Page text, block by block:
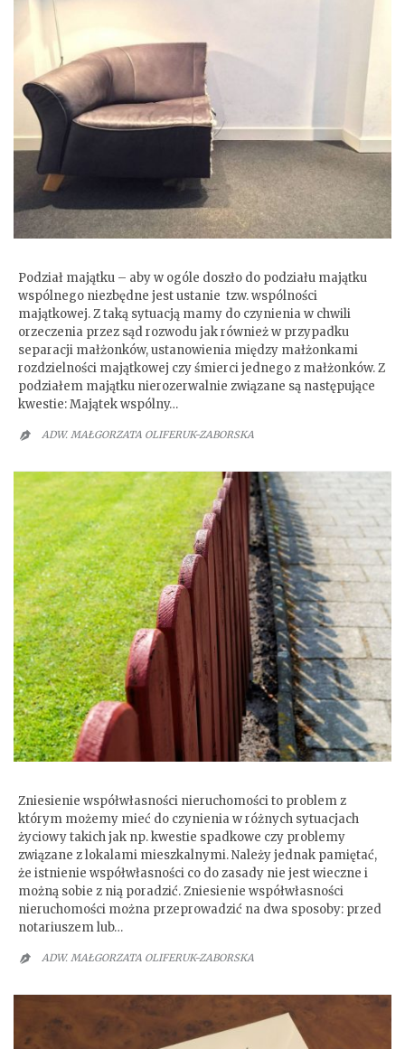
Podział majątku – aby w ogóle doszło do podziału majątku
wspólnego niezbędne jest ustanie tzw. wspólności
majątkowej. Z taką sytuacją mamy do czynienia w chwili
orzeczenia przez sąd rozwodu jak również w przypadku
separacji małżonków, ustanowienia między małżonkami
rozdzielności majątkowej czy śmierci jednego z małżonków. Z
podziałem majątku nierozerwalnie związane są następujące
kwestie: Majątek wspólny…
 ADW. MAŁGORZATA OLIFERUK-ZABORSKA
Zniesienie współwłasności nieruchomości to problem z
którym możemy mieć do czynienia w różnych sytuacjach
życiowy takich jak np. kwestie spadkowe czy problemy
związane z lokalami mieszkalnymi. Należy jednak pamiętać,
że istnienie współwłasności co do zasady nie jest wieczne i
możną sobie z nią poradzić. Zniesienie współwłasności
nieruchomości można przeprowadzić na dwa sposoby: przed
notariuszem lub…
 ADW. MAŁGORZATA OLIFERUK-ZABORSKA